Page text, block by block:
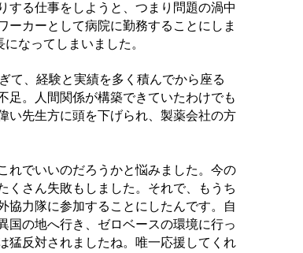
する仕事をしようと、つまり問題の渦中
ーカーとして病院に勤務することにしま
なってしまいました。
て、経験と実績を多く積んでから座る
足。人間関係が構築できていたわけでも
い先生方に頭を下げられ、製薬会社の方
れでいいのだろうかと悩みました。今の
さん失敗もしました。それで、もうち
協力隊に参加することにしたんです。自
国の地へ行き、ゼロベースの環境に行っ
猛反対されましたね。唯一応援してくれ